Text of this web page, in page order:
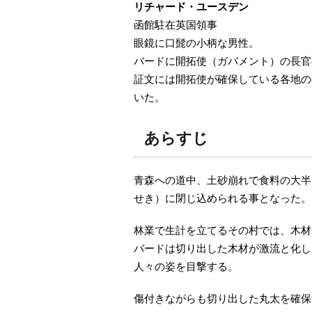
リチャード・ユースデン
函館駐在英国領事
眼鏡に口髭の小柄な男性。
バードに開拓使（ガバメント）の長
証文には開拓使が確保している各地
いた。
あらすじ
青森への道中、土砂崩れで食料の大
せき）に閉じ込められる事となった。
林業で生計を立てるその村では、木
バードは切り出した木材が激流と化
人々の姿を目撃する。
傷付きながらも切り出した丸太を確